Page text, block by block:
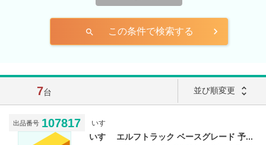
search この条件で検索する
7台 並び順変更 unfold_more
出品番号 107817 いすゞ
いすゞ エルフトラック ベースグレード 予...